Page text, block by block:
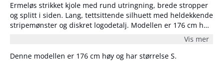
Ermeløs strikket kjole med rund utringning, brede stropper
og splitt i siden. Lang, tettsittende silhuett med heldekkende
stripemønster og diskret logodetalj. Modellen er 176 cm høy
Vis mer
Denne modellen er 176 cm høy og har størrelse S.